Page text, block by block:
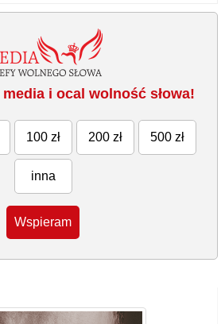
i ocal wolność słowa!
100 zł 200 zł 500 zł
inna
Wspieram